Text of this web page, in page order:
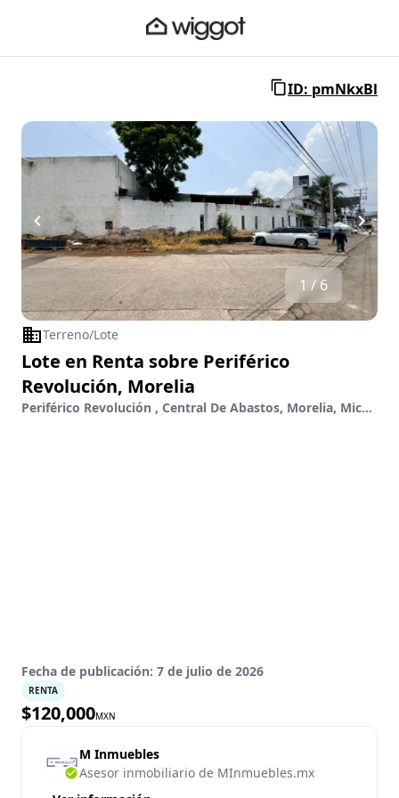
ID: pmNkxBl
1 / 6
Terreno/Lote
Lote en Renta sobre Periférico
Revolución, Morelia
Periférico Revolución , Central De Abastos, Morelia, Michoacán De Ocampo
Fecha de publicación: 7 de julio de 2026
RENTA
$120,000MXN
M Inmuebles
Asesor inmobiliario de MInmuebles.mx